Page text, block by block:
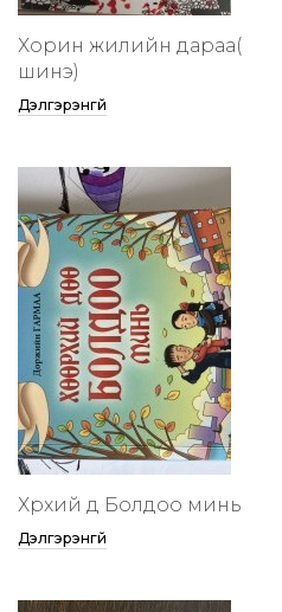
Хорин жилийн дараа(
шинэ)
Дэлгэрэнгүй
Хөөрхий дөө Болдоо минь
Дэлгэрэнгүй